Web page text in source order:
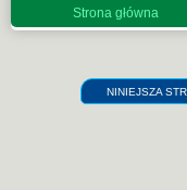
Strona główna
NINIEJSZA